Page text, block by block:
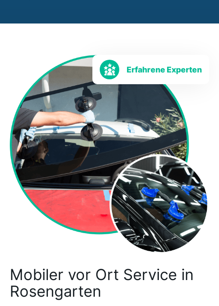
Mobiler vor Ort Service in
Rosengarten
Erfahrene Experten